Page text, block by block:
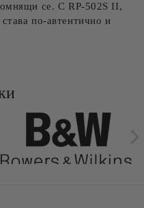
се. С RP-502S II,
по-автентично и